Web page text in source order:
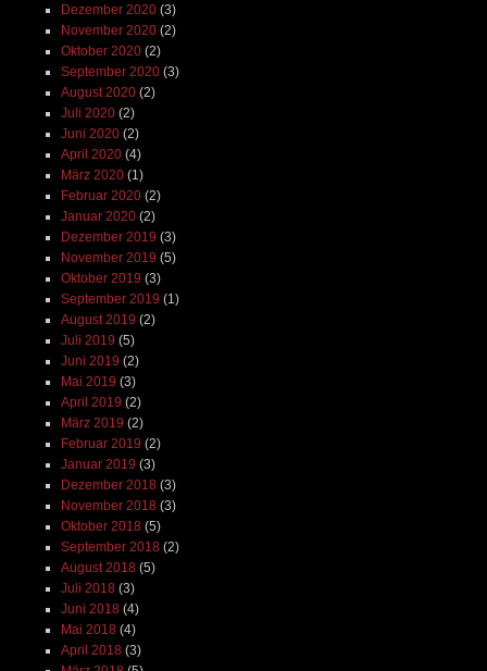
Dezember 2020(3)
November 2020(2)
Oktober 2020(2)
September 2020(3)
August 2020(2)
Juli 2020(2)
Juni 2020(2)
April 2020(4)
März 2020(1)
Februar 2020(2)
Januar 2020(2)
Dezember 2019 (3)
November 2019 (5)
Oktober 2019 (3)
September 2019 (1)
August 2019 (2)
Juli 2019 (5)
Juni 2019 (2)
Mai 2019 (3)
April 2019 (2)
März 2019 (2)
Februar 2019 (2)
Januar 2019 (3)
Dezember 2018 (3)
November 2018 (3)
Oktober 2018 (5)
September 2018 (2)
August 2018 (5)
Juli 2018 (3)
Juni 2018 (4)
Mai 2018 (4)
April 2018 (3)